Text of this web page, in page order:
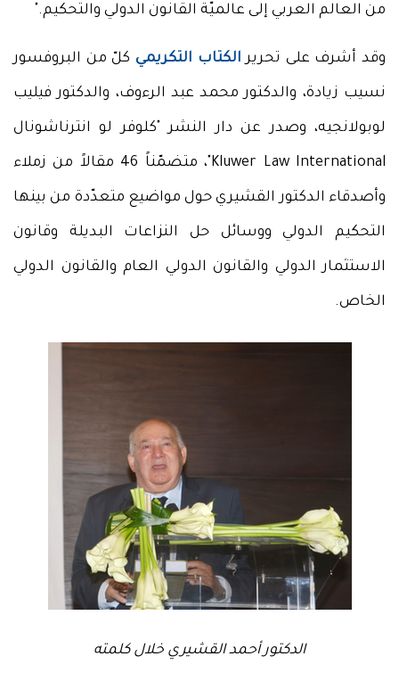
من العالم العربي إلى عالميّة القانون الدولي والتحكيم."
وقد أشرف على تحريرالكتاب التكريميكلّ من البروفسور
نسيب زيادة، والدكتور محمد عبد الرءوف، والدكتور فيليب
لوبولانجيه، وصدر عن دار النشر "كلوفر لو انترناشونال
Kluwer Law International"، متضمّناً 46 مقالاً من زملاء
وأصدقاء الدكتور القشيري حول مواضيع متعدّدة من بينها
التحكيم الدولي ووسائل حل النزاعات البديلة وقانون
الاستثمار الدولي والقانون الدولي العام والقانون الدولي
الخاص.
الدكتور أحمد القشيري خلال كلمته